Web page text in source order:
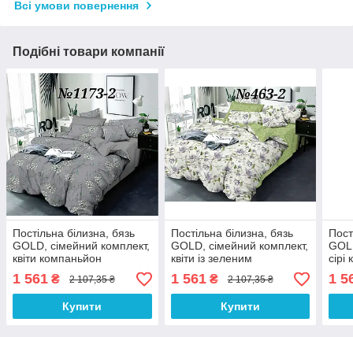
Всі умови повернення
Подібні товари компанії
Постільна білизна, бязь
GOLD, сімейний комплект,
квіти компаньйон
1 561 ₴ 2 107,35 ₴
Купити
Постільна білизна, бязь
GOLD, сімейний комплект,
квіти із зеленим
компаньйоном(BRT)
1 561₴ 2 107,35 ₴
Купити
тлі
1